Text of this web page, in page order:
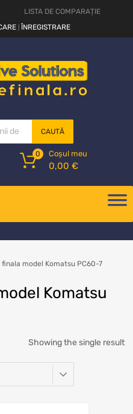
LISTA DE COMPARAȚIE
ÎNREGISTRARE
CAUTĂ
Coșul meu
0,00 €
0
finala model Komatsu PC60-7
Komatsu
Showing the single result